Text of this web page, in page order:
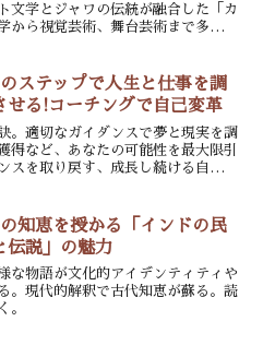
文学とジャワの伝統が融合した「カ
から視覚芸術、舞台芸術まで多様な
ステップで人生と仕事を調
せる!コーチングで自己変革
。適切なガイダンスで夢と現実を調
得など、あなたの可能性を最大限引
スを取り戻す、成長し続ける自分探
知恵を授かる「インドの民
伝説」の魅力
な物語が文化的アイデンティティや
。現代的解釈で古代知恵が蘇る。読
。